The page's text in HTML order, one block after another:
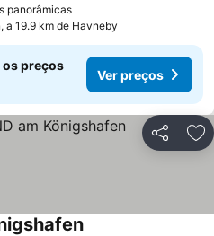
panorâmicas
a 19.9 km de Havneby
os preços
Ver preços
Partilhar